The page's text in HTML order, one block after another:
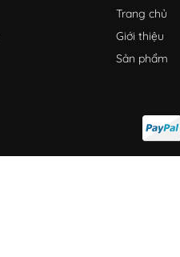
Trang chủ
Giới thiệu
Sản phẩm